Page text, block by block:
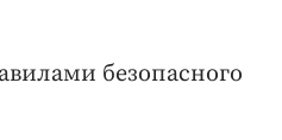
безопасного